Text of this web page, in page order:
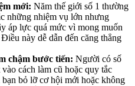
mới: Năm thế giới số 1 thường
những nhiệm vụ lớn nhưng
áp lực quá mức vì mong muốn
này dễ dẫn đến căng thẳng
chậm bước tiến: Người có số
cách làm cũ hoặc quy tắc
bỏ lỡ cơ hội mới hoặc không